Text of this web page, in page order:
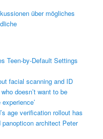
über mögliches
Teen-by-Default Settings
facial scanning and ID
doesn’t want to be
age verification rollout has
architect Peter